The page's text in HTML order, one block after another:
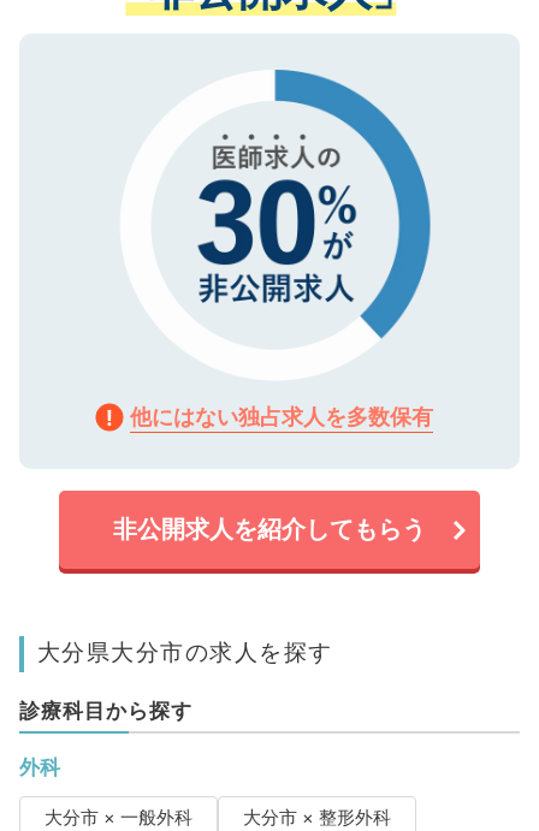
で、機密保持に関してもご安心ください。
ない方には、長期的なサポートが可能です
ので、まずはご登録ください。
他にはない独占求人を多数保有
非公開求人を紹介してもらう
大分県大分市の求人を探す
診療科目から探す
外科
大分市 × 一般外科 大分市 × 整形外科